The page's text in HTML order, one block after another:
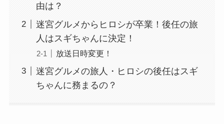
由は？
迷宮グルメからヒロシが卒業！後任の旅
人はスギちゃんに決定！
放送日時変更！
迷宮グルメの旅人・ヒロシの後任はスギ
ちゃんに務まるの？